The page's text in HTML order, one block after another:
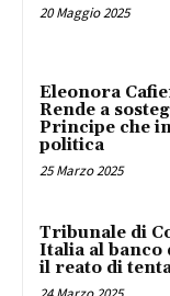
20 Maggio 2025
Eleonora
Rende a
Principe che
politica
25 Marzo 2025
Tribunale di
Italia al banco
il reato di